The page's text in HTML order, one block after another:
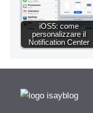
iOS5: come
personalizzare il
Notification Center